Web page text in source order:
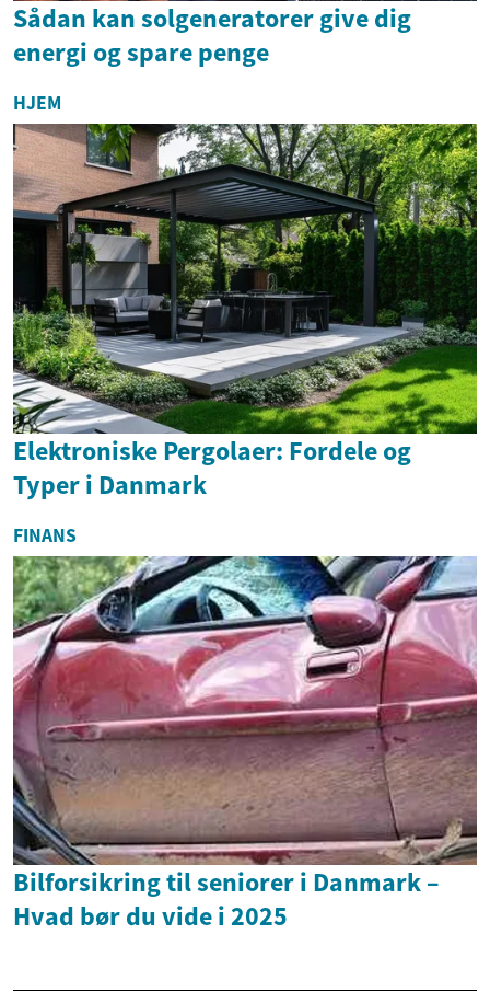
Sådan kan solgeneratorer give dig
energi og spare penge
HJEM
Elektroniske Pergolaer: Fordele og
Typer i Danmark
FINANS
Bilforsikring til seniorer i Danmark –
Hvad bør du vide i 2025